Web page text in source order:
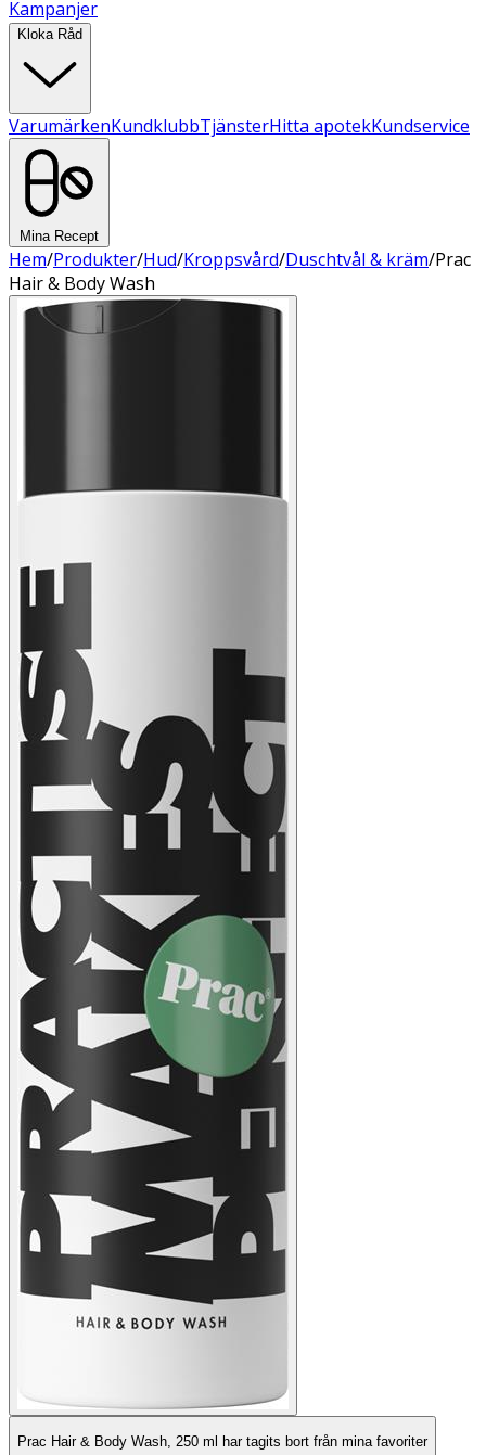
Kampanjer
Kloka Råd
VarumärkenKundklubbTjänsterHitta apotekKundservice
Mina Recept
Hem/Produkter/Hud/Kroppsvård/Duschtvål & kräm/Prac
Hair & Body Wash
Prac Hair & Body Wash, 250 ml har tagits bort från mina favoriter